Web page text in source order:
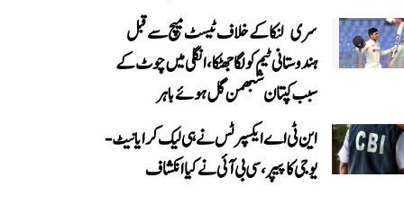
سری لنکا کے خلاف ٹیسٹ میچ سے قبل
ہندوستانی ٹیم کو لگا جھٹکا، انگلی میں چوٹ کے
سبب کپتان شبھمن گل ہوئے باہر
این ٹی اے ایکسپرٹس نے ہی لیک کرایا نیٹ-
یوجی کا پیپر، سی بی آئی نے کیا انکشاف